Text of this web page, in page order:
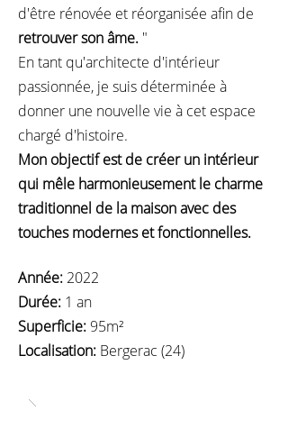
d'être rénovée et réorganisée afin de
retrouver son âme. "
En tant qu'architecte d'intérieur
passionnée, je suis déterminée à
donner une nouvelle vie à cet espace
chargé d'histoire.
Mon objectif est de créer un intérieur
qui mêle harmonieusement le charme
traditionnel de la maison avec des
touches modernes et fonctionnelles.
Année: 2022
Durée: 1 an
Superficie: 95m²
Localisation: Bergerac (24)